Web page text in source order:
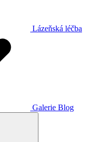
Lázeňská léčba
Galerie Blog